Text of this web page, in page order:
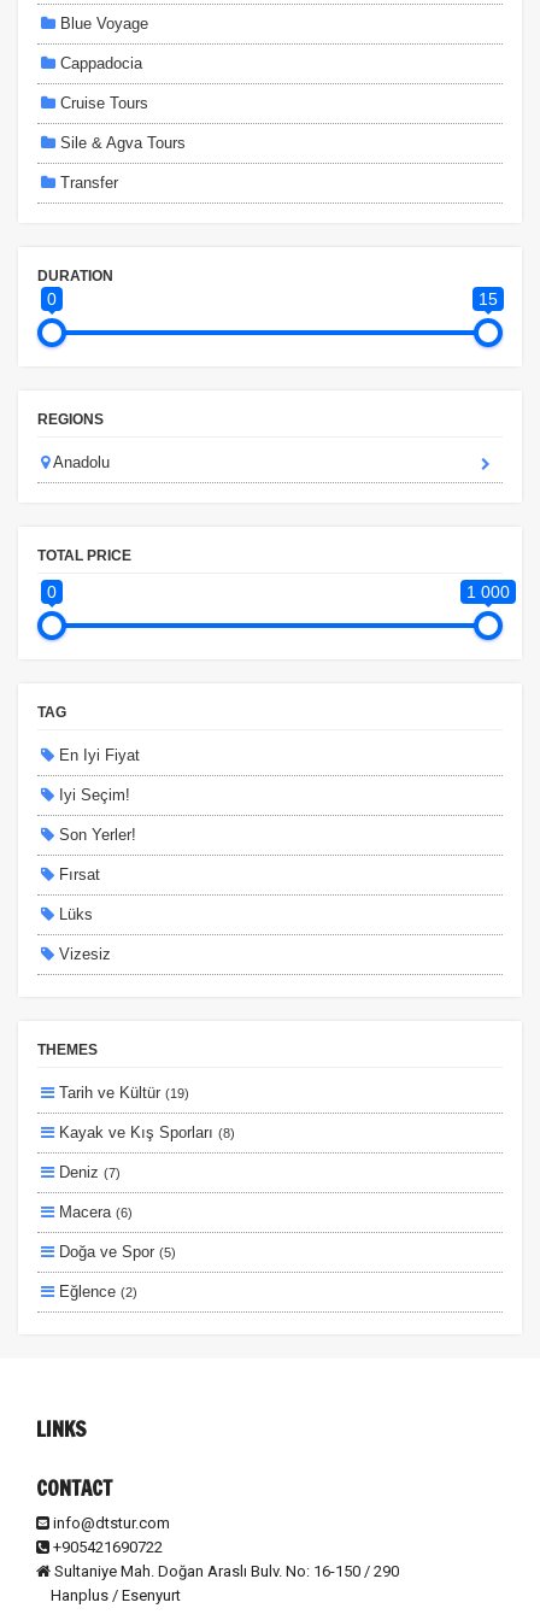
Blue Voyage
Cappadocia
Cruise Tours
Sile & Agva Tours
Transfer
DURATION
0 15
REGIONS
Anadolu
TOTAL PRICE
0 1 000
TAG
En Iyi Fiyat
Iyi Seçim!
Son Yerler!
Fırsat
Lüks
Vizesiz
Planlanan
Otobüs Ile
Uçak Ile
Ekstralar Dahil
THEMES
Tarih ve Kültür (19)
Kayak ve Kış Sporları (8)
Deniz (7)
Macera (6)
Doğa ve Spor (5)
Eğlence (2)
LINKS
CONTACT
info@dtstur.com
+905421690722
Sultaniye Mah. Doğan Araslı Bulv. No: 16-150 / 290
Hanplus / Esenyurt